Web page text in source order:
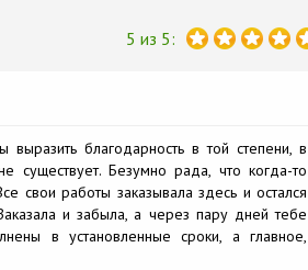
5 из 5:
благодарность в той степени, в
существует. Безумно рада, что когда-то
свои работы заказывала здесь и остался
и забыла, а через пару дней тебе
в установленные сроки, а главное,